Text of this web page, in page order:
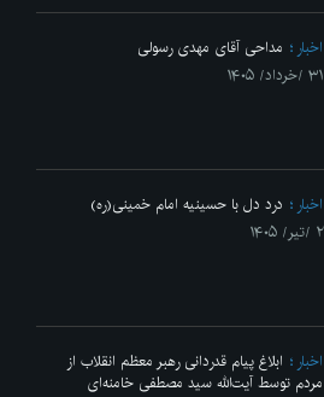
اخبار
مداحی آقای مهدی رسولی
۳۱ /خرداد/ ۱۴۰۵
اخبار
درد دل با حسینیه امام خمینی(ره)
۲ /تیر/ ۱۴۰۵
اخبار
ابلاغ پیام قدردانی رهبر معظم انقلاب از
مردم توسط آیت‌الله سید مصطفی خامنه‌ای